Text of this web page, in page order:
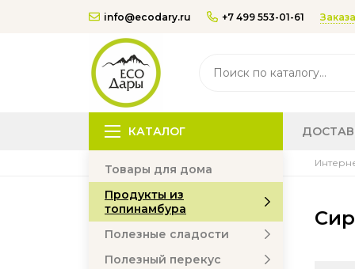
info@ecodary.ru +7 499 553-01-61
КАТАЛОГ
Товары для дома
Продукты из
топинамбура
Полезные сладости
Полезный перекус